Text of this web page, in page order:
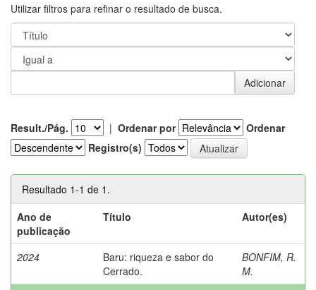
Utilizar filtros para refinar o resultado de busca.
Result./Pág. | Ordenar por
Ordenar
Registro(s)
Resultado 1-1 de 1.
Ano de
publicação
Título Autor(es)
2024
Baru: riqueza e sabor do
Cerrado.
BONFIM, R.
M.